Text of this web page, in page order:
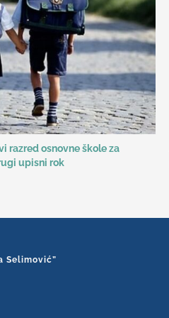
razred osnovne škole za
upisni rok
Selimović”